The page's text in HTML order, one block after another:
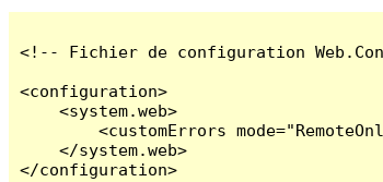
<!-- Fichier de configuration
<configuration>
    <system.web>
<customErrors
    </system.web>
</configuration>